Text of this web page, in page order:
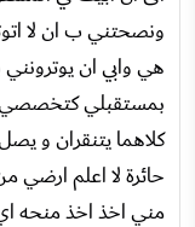
ونصحتني ب ان لا
هي وابي ان
بمستقبلي كتخصصي
كلاهما يتنقران و
حائرة لا اعلم
مني اخذ اخذ منحه